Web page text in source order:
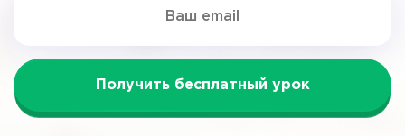
Получить бесплатный урок